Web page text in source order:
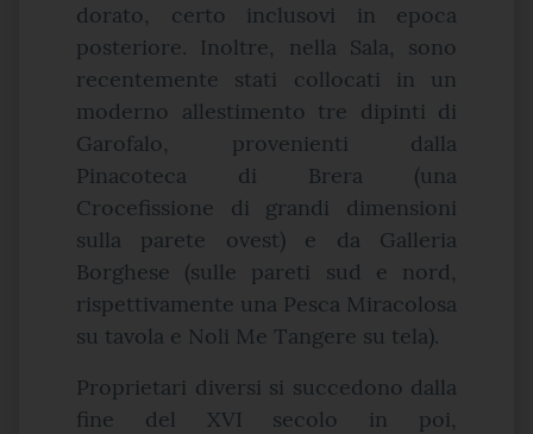
dorato, certo inclusovi in epoca
posteriore. Inoltre, nella Sala, sono
recentemente stati collocati in un
moderno allestimento tre dipinti di
Garofalo, provenienti dalla
Pinacoteca di Brera (una
Crocefissione di grandi dimensioni
sulla parete ovest) e da Galleria
Borghese (sulle pareti sud e nord,
rispettivamente una Pesca Miracolosa
su tavola e Noli Me Tangere su tela).
Proprietari diversi si succedono dalla
fine del XVI secolo in poi,